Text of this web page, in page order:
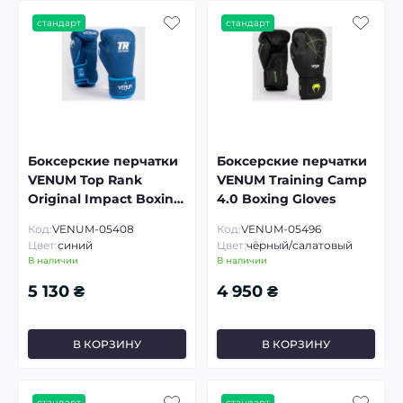
стандарт
Боксерские перчатки
VENUM Top Rank
Original Impact Boxing
Код:VENUM-05408
Цвет:синий
В наличии
5 130 ₴
В КОРЗИНУ
стандарт
Боксерские перчатки
VENUM Training Camp
4.0 Boxing Gloves
Код:VENUM-05496
Цвет:чёрный/салатовый
В наличии
4 950 ₴
В КОРЗИНУ